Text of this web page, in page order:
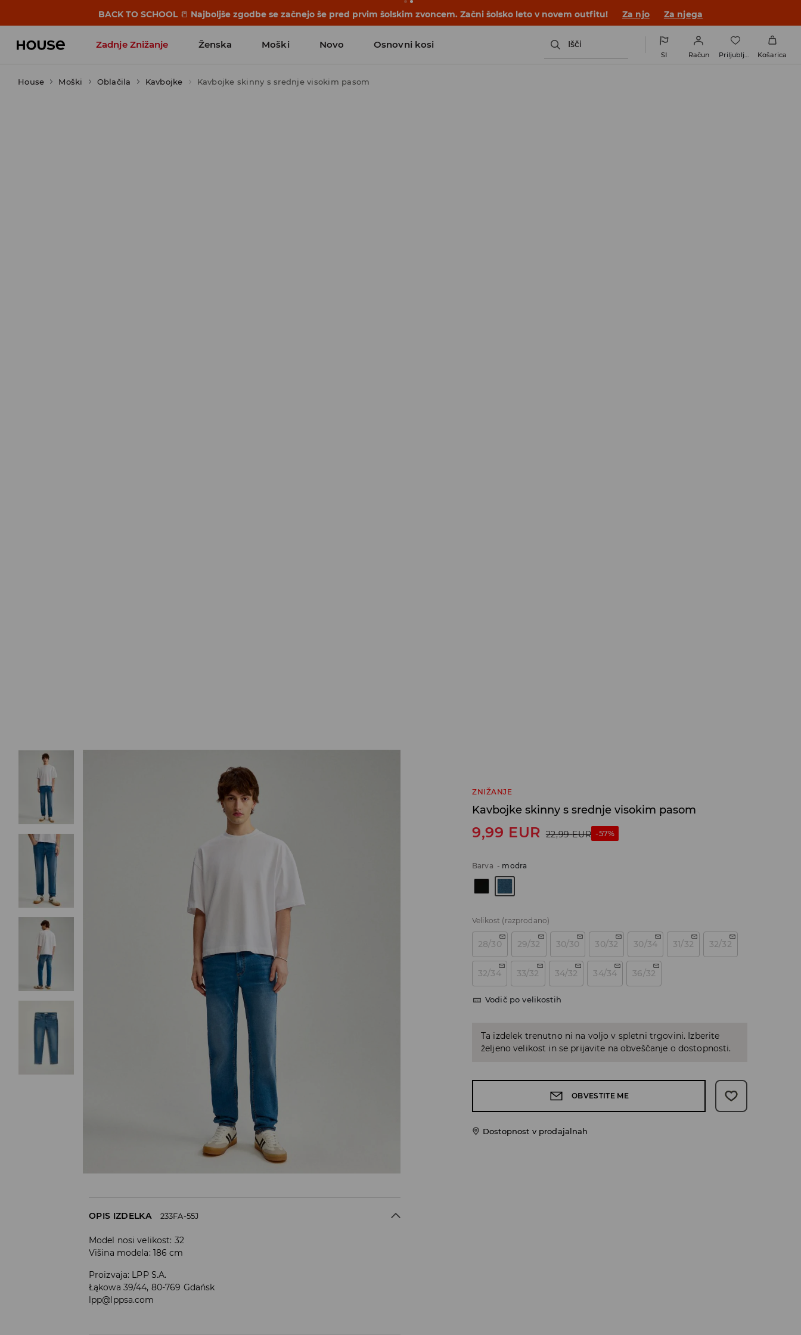
BACK TO SCHOOL 📒 Najboljše zgodbe se začnejo še pred prvim šolskim zvoncem. Začni šolsko leto v novem outfitu! Za njo Za njega
Zadnje Znižanje Ženska Moški Novo Osnovni kosi
Favoriti vplivnežev
Išči
SI Račun Priljubljene Košarica
House Moški Oblačila Kavbojke Kavbojke skinny s srednje visokim pasom
ZNIŽANJE
Kavbojke skinny s srednje visokim pasom
9,99 EUR 22,99 EUR -57%
Barva - modra
Velikost (razprodano)
28/30 29/32 30/30 30/32 30/34 31/32 32/32
32/34 33/32 34/32 34/34 36/32
Vodič po velikostih
Ta izdelek trenutno ni na voljo v spletni trgovini. Izberite
željeno velikost in se prijavite na obveščanje o dostopnosti.
OBVESTITE ME
Dostopnost v prodajalnah
OPIS IZDELKA 233FA-55J
Model nosi velikost: 32
Višina modela: 186 cm
Proizvaja: LPP S.A.
Łąkowa 39/44, 80-769 Gdańsk
lpp@lppsa.com